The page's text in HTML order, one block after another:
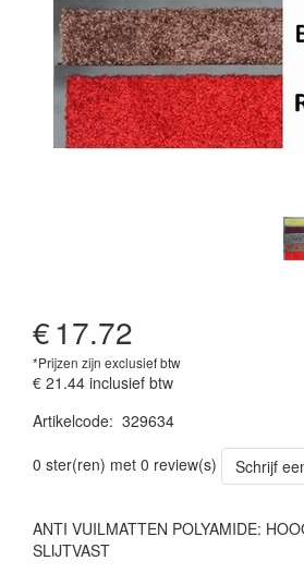
€17.72
*Prijzen zijn exclusief btw
€ 21.44 inclusief btw
Artikelcode: 329634
0 ster(ren) met 0 review(s)
Schrijf
ANTI VUILMATTEN POLYAMIDE:
SLIJTVAST